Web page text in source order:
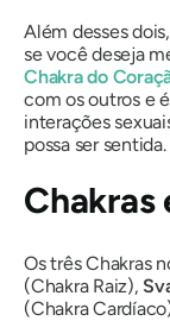
Além desses
se você deseja
Chakra do
com os outros e
interações
possa ser sentida.
Chakras
Os três Chakras
(Chakra Raiz),
(Chakra